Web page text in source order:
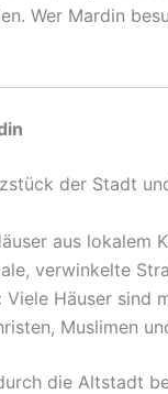
Wer Mardin
der Stadt
aus lokalem
verwinkelte
Viele Häuser sind
Muslimen
die Altstadt